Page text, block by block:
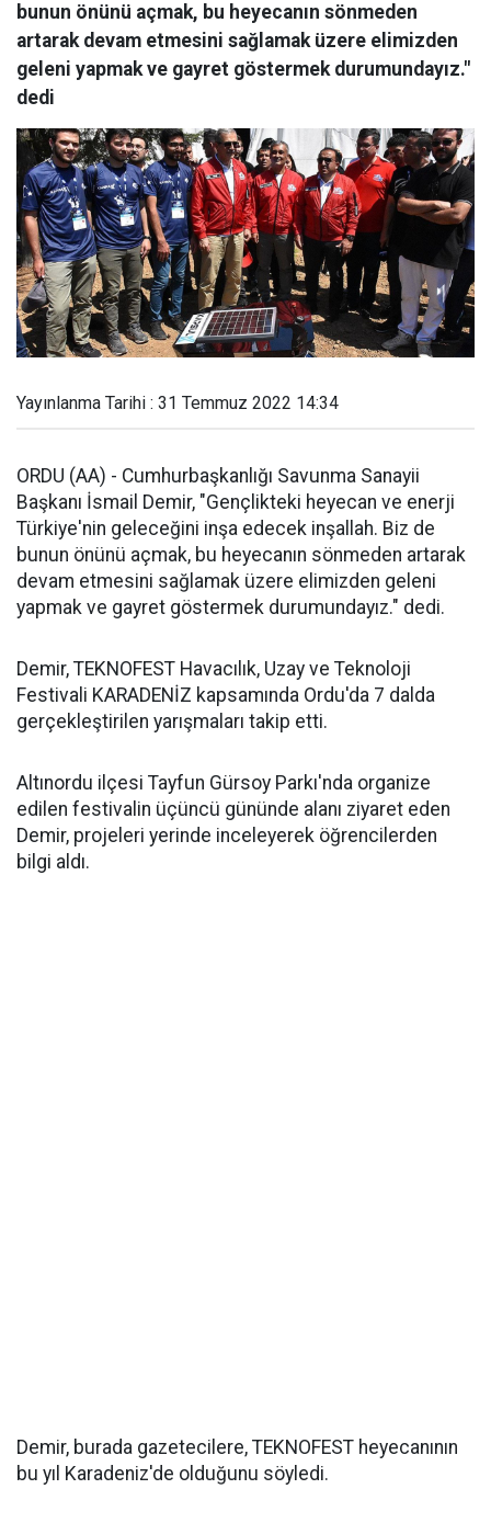
bunun önünü açmak, bu heyecanın sönmeden
artarak devam etmesini sağlamak üzere elimizden
geleni yapmak ve gayret göstermek durumundayız."
dedi
Yayınlanma Tarihi : 31 Temmuz 2022 14:34
ORDU (AA) - Cumhurbaşkanlığı Savunma Sanayii
Başkanı İsmail Demir, "Gençlikteki heyecan ve enerji
Türkiye'nin geleceğini inşa edecek inşallah. Biz de
bunun önünü açmak, bu heyecanın sönmeden artarak
devam etmesini sağlamak üzere elimizden geleni
yapmak ve gayret göstermek durumundayız." dedi.
Demir, TEKNOFEST Havacılık, Uzay ve Teknoloji
Festivali KARADENİZ kapsamında Ordu'da 7 dalda
gerçekleştirilen yarışmaları takip etti.
Altınordu ilçesi Tayfun Gürsoy Parkı'nda organize
edilen festivalin üçüncü gününde alanı ziyaret eden
Demir, projeleri yerinde inceleyerek öğrencilerden
bilgi aldı.
Demir, burada gazetecilere, TEKNOFEST heyecanının
bu yıl Karadeniz'de olduğunu söyledi.